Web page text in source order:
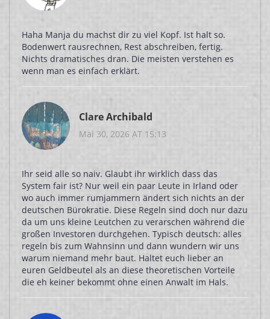
Haha Manja du machst dir zu viel Kopf. Ist halt so.
Bodenwert rausrechnen, Rest abschreiben, fertig.
Nichts dramatisches dran. Die meisten verstehen es
wenn man es einfach erklärt.
Clare Archibald
Mai 30, 2026 AT 15:13
Ihr seid alle so naiv. Glaubt ihr wirklich dass das
System fair ist? Nur weil ein paar Leute in Irland oder
wo auch immer rumjammern ändert sich nichts an der
deutschen Bürokratie. Diese Regeln sind doch nur dazu
da um uns kleine Leutchen zu verarschen während die
großen Investoren durchgehen. Typisch deutsch: alles
regeln bis zum Wahnsinn und dann wundern wir uns
warum niemand mehr baut. Haltet euch lieber an
euren Geldbeutel als an diese theoretischen Vorteile
die eh keiner bekommt ohne einen Anwalt im Hals.